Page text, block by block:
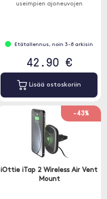
useimpien ajoneuvojen
Etätallennus, noin 3-8 arkisin
42.90 €
Lisää ostoskoriin
-43%
iOttie iTap 2 Wireless Air Vent
Mount